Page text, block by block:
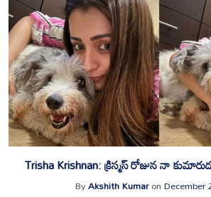
Trisha Krishnan: క్రిస్మస్‌ రోజున నా
ByAkshith KumaronDecember